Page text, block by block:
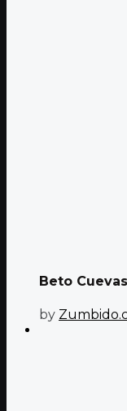
Beto
by